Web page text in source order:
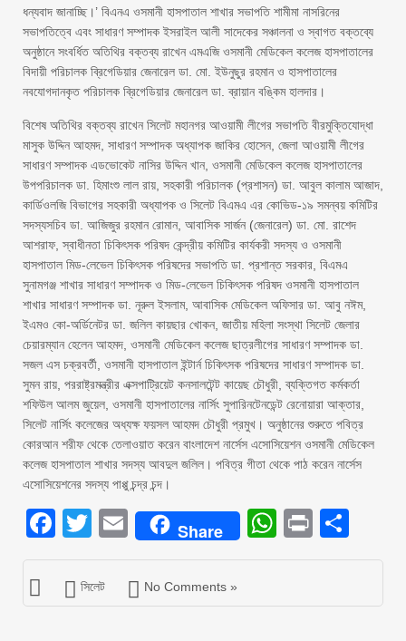
ধন্যবাদ জানাচ্ছি।’ বিএনএ ওসমানী হাসপাতাল শাখার সভাপতি শামীমা নাসরিনের
সভাপতিত্বে এবং সাধারণ সম্পাদক ইসরাইল আলী সাদেকের সঞ্চালনা ও স্বাগত বক্তব্যে
অনুষ্ঠানে সংবর্ধিত অতিথির বক্তব্য রাখেন এমএজি ওসমানী মেডিকেল কলেজ হাসপাতালের
বিদায়ী পরিচালক ব্রিগেডিয়ার জেনারেল ডা. মো. ইউনুছুর রহমান ও হাসপাতালের
নবযোগদানকৃত পরিচালক ব্রিগেডিয়ার জেনারেল ডা. ব্রায়ান বঙ্কিম হালদার।
বিশেষ অতিথির বক্তব্য রাখেন সিলেট মহানগর আওয়ামী লীগের সভাপতি বীরমুক্তিযোদ্ধা
মাসুক উদ্দিন আহমদ, সাধারণ সম্পাদক অধ্যাপক জাকির হোসেন, জেলা আওয়ামী লীগের
সাধারণ সম্পাদক এডভোকেট নাসির উদ্দিন খান, ওসমানী মেডিকেল কলেজ হাসপাতালের
উপপরিচালক ডা. হিমাংশু লাল রায়, সহকারী পরিচালক (প্রশাসন) ডা. আবুল কালাম আজাদ,
কার্ডিওলজি বিভাগের সহকারী অধ্যাপক ও সিলেট বিএমএ এর কোভিড-১৯ সমন্বয় কমিটির
সদস্যসচিব ডা. আজিজুর রহমান রোমান, আবাসিক সার্জন (জেনারেল) ডা. মো. রাশেদ
আশরাফ, স্বাধীনতা চিকিৎসক পরিষদ কেন্দ্রীয় কমিটির কার্যকরী সদস্য ও ওসমানী
হাসপাতাল মিড-লেভেল চিকিৎসক পরিষদের সভাপতি ডা. প্রশান্ত সরকার, বিএমএ
সুনামগঞ্জ শাখার সাধারণ সম্পাদক ও মিড-লেভেল চিকিৎসক পরিষদ ওসমানী হাসপাতাল
শাখার সাধারণ সম্পাদক ডা. নূরুল ইসলাম, আবাসিক মেডিকেল অফিসার ডা. আবু নঈম,
ইএমও কো-অর্ডিনেটর ডা. জলিল কায়ছার খোকন, জাতীয় মহিলা সংস্থা সিলেট জেলার
চেয়ারম্যান হেলেন আহমদ, ওসমানী মেডিকেল কলেজ ছাত্রলীগের সাধারণ সম্পাদক ডা.
সজল এস চক্রবর্তী, ওসমানী হাসপাতাল ইন্টার্ন চিকিৎসক পরিষদের সাধারণ সম্পাদক ডা.
সুমন রায়, পররাষ্ট্রমন্ত্রীর এক্সপাট্রিয়েট কনসালটেন্ট কায়েছ চৌধুরী, ব্যক্তিগত কর্মকর্তা
শফিউল আলম জুয়েল, ওসমানী হাসপাতালের নার্সিং সুপারিনটেনডেন্ট রেনোয়ারা আক্তার,
সিলেট নার্সিং কলেজের অধ্যক্ষ ফয়সল আহমদ চৌধুরী প্রমুখ। অনুষ্ঠানের শুরুতে পবিত্র
কোরআন শরীফ থেকে তেলাওয়াত করেন বাংলাদেশ নার্সেস এসোসিয়েশন ওসমানী মেডিকেল
কলেজ হাসপাতাল শাখার সদস্য আবদুল জলিল। পবিত্র গীতা থেকে পাঠ করেন নার্সেস
এসোসিয়েশনের সদস্য পাপ্পু চন্দ্র চন্দ।
Facebook
Twitter
EmailShare Print
সিলেট No Comments »